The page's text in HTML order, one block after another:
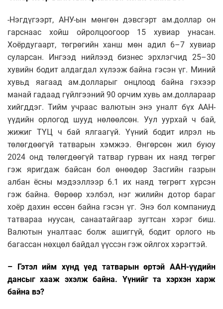
-Нэгдүгээрт, АНУ-ын мөнгөн дэвсгэрт ам.доллар он
гарснаас хойш ойролцоогоор 15 хувиар унасан.
Хоёрдугаарт, төгрөгийн ханш мөн адил 6–7 хувиар
суларсан. Ингээд нийлээд бизнес эрхлэгчид 25–30
хувийн бодит алдагдал хүлээж байна гэсэн үг. Миний
хувьд яагаад ам.долларыг онцлоод байна гэхээр
манай гадаад гүйлгээний 90 орчим хувь ам.доллараар
хийгддэг. Тийм учраас валютын энэ уналт бүх ААН-
үүдийн орлогод шууд нөлөөлсөн. Уул уурхай ч бай,
жижиг ТҮЦ ч бай ялгаагүй. Үүний бодит илрэл нь
төлөгдөөгүй татварын хэмжээ. Өнгөрсөн жил буюу
2024 онд төлөгдөөгүй татвар гурван их наяд төгрөг
гэж яригдаж байсан бол өнөөдөр Засгийн газрын
албан ёсны мэдээллээр 6.1 их наяд төгрөгт хүрсэн
гэж байна. Өөрөөр хэлбэл, нэг жилийн дотор бараг
хоёр дахин өссөн байна гэсэн үг. Энэ бол компаниуд
татвараа нуусан, санаатайгаар зугтсан хэрэг биш.
Валютын уналтаас болж ашиггүй, бодит орлого нь
багассан нөхцөл байдал үүссэн гэж ойлгох хэрэгтэй.
– Гэтэл ийм хүнд үед татварын өртэй ААН-үүдийн
дансыг хааж эхэлж байна. Үүнийг та хэрхэн харж
байна вэ?